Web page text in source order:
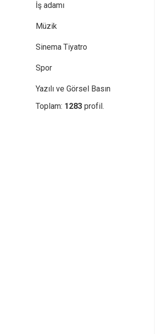
İş adamı
Müzik
Sinema Tiyatro
Spor
Yazılı ve Görsel Basın
Toplam: 1283 profil.